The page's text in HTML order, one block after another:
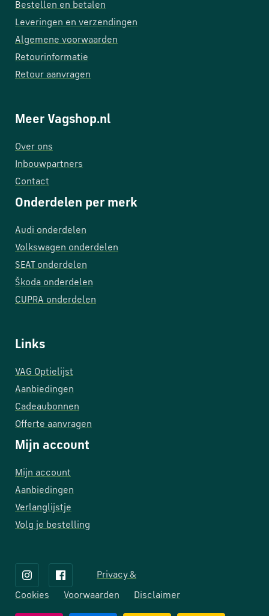
Bestellen en betalen
Leveringen en verzendingen
Algemene voorwaarden
Retourinformatie
Retour aanvragen
Meer Vagshop.nl
Over ons
Inbouwpartners
Contact
Onderdelen per merk
Audi onderdelen
Volkswagen onderdelen
SEAT onderdelen
Škoda onderdelen
CUPRA onderdelen
Links
VAG Optielijst
Aanbiedingen
Cadeaubonnen
Offerte aanvragen
Mijn account
Mijn account
Aanbiedingen
Verlanglijstje
Volg je bestelling
Privacy &
Cookies Voorwaarden Disclaimer